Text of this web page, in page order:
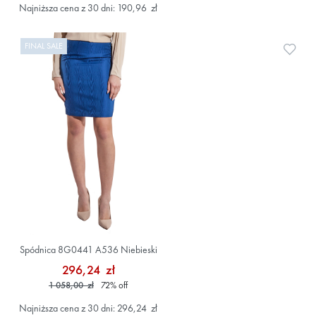
Najniższa cena z 30 dni: 190,96 zł
FINAL SALE
Spódnica 8G0441 A536 Niebieski
296,24 zł
1 058,00 zł 72%off
Najniższa cena z 30 dni: 296,24 zł